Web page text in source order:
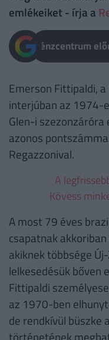
emlékeiket - írja a
Pénzcentrum
Emerson Fittipaldi,
interjúban az 1974-
Glen-i
azonos
Regazzonival.
A
Kövess
A most 79 éves
csapatnak
akiknek többsége
lelkesedésük bőven
Fittipaldi
az 1970-ben
de rendkívül büszke